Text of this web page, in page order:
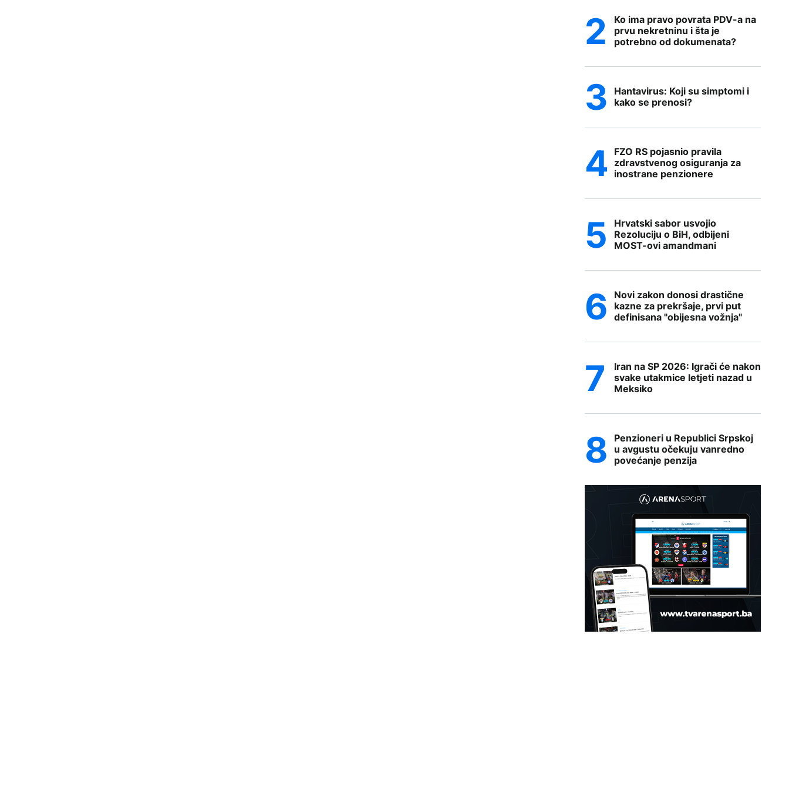
Ko ima pravo povrata PDV-a na
prvu nekretninu i šta je
potrebno od dokumenata?
Hantavirus: Koji su simptomi i
kako se prenosi?
FZO RS pojasnio pravila
zdravstvenog osiguranja za
inostrane penzionere
Hrvatski sabor usvojio
Rezoluciju o BiH, odbijeni
MOST-ovi amandmani
Novi zakon donosi drastične
kazne za prekršaje, prvi put
definisana "obijesna vožnja"
Iran na SP 2026: Igrači će nakon
svake utakmice letjeti nazad u
Meksiko
Penzioneri u Republici Srpskoj
u avgustu očekuju vanredno
povećanje penzija